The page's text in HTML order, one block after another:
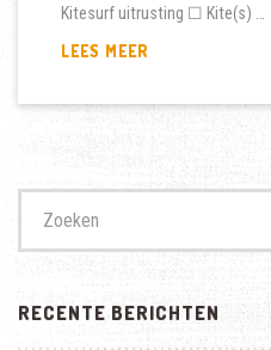
Kitesurf uitrusting ☐ Kite(s) …
LEES MEER
naar:
RECENTE BERICHTEN